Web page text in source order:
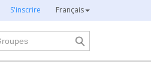
S'inscrire Français